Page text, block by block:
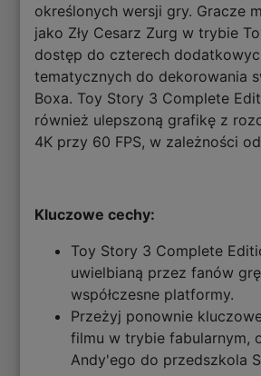
określonych wersji gry. Gracze
jako Zły Cesarz Zurg w trybie
dostęp do czterech
tematycznych do dekorowania
Boxa. Toy Story 3 Complete
również ulepszoną grafikę z
4K przy 60 FPS, w zależności
Kluczowe cechy:
Toy Story 3 Complete
uwielbianą przez fanów
współczesne platformy.
Przeżyj ponownie
filmu w trybie fabularnym,
Andy'ego do przedszkola